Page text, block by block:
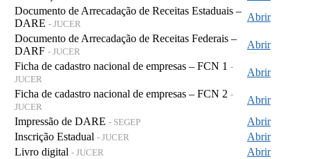
Documento de Arrecadação de Receitas Estaduais –
DARE - JUCER
Abrir
Documento de Arrecadação de Receitas Federais –
DARF - JUCER
Abrir
Ficha de cadastro nacional de empresas – FCN 1 -
JUCER
Abrir
Ficha de cadastro nacional de empresas – FCN 2 -
JUCER
Abrir
Impressão de DARE - SEGEP
Abrir
Inscrição Estadual - JUCER
Abrir
Livro digital - JUCER
Abrir